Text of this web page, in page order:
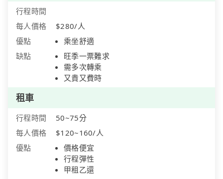
行程時間
每人價格
$280/人
優點
乘坐舒適
缺點
旺季一票難求
需多次轉乘
又貴又費時
租車
行程時間
50~75分
每人價格
$120~160/人
優點
價格便宜
行程彈性
甲租乙還